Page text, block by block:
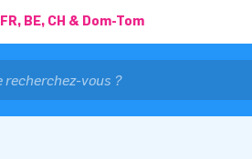
FR, BE, CH & Dom-Tom